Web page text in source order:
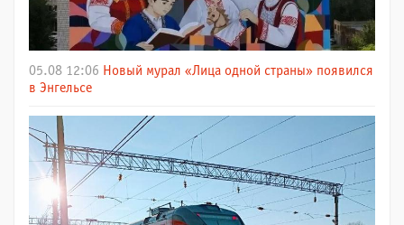
05.08 12:06 Новый мурал «Лица одной страны» появился
в Энгельсе